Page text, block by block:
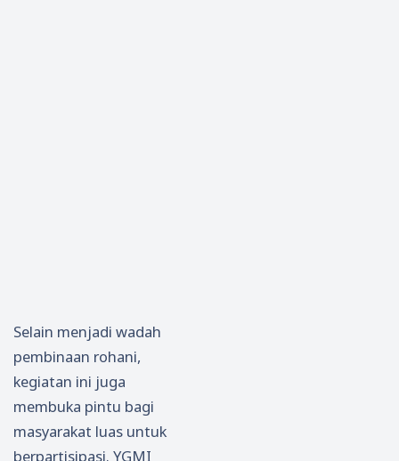
Selain menjadi wadah
pembinaan rohani,
kegiatan ini juga
membuka pintu bagi
masyarakat luas untuk
berpartisipasi. YGMI